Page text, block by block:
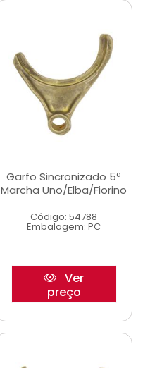
Garfo Sincronizado 5ª
Marcha Uno/Elba/Fiorino
Código: 54788
Embalagem: PC
Ver
preço